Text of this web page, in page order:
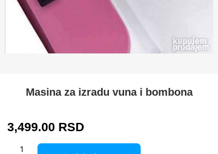
Masina za izradu vuna i bombona
3,499.00 RSD